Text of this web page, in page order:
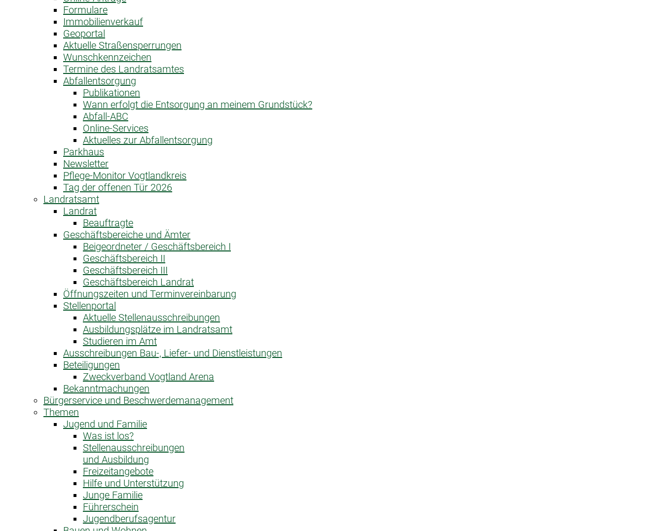
Formulare
Immobilienverkauf
Geoportal
Aktuelle Straßensperrungen
Wunschkennzeichen
Termine des Landratsamtes
Abfallentsorgung
Publikationen
Wann erfolgt die Entsorgung an meinem Grundstück?
Abfall-ABC
Online-Services
Aktuelles zur Abfallentsorgung
Parkhaus
Newsletter
Pflege-Monitor Vogtlandkreis
Tag der offenen Tür 2026
Landratsamt
Landrat
Beauftragte
Geschäftsbereiche und Ämter
Beigeordneter / Geschäftsbereich I
Geschäftsbereich II
Geschäftsbereich III
Geschäftsbereich Landrat
Öffnungszeiten und Terminvereinbarung
Stellenportal
Aktuelle Stellenausschreibungen
Ausbildungsplätze im Landratsamt
Studieren im Amt
Ausschreibungen Bau-, Liefer- und Dienstleistungen
Beteiligungen
Zweckverband Vogtland Arena
Bekanntmachungen
Bürgerservice und Beschwerdemanagement
Themen
Jugend und Familie
Was ist los?
Stellenausschreibungen
und Ausbildung
Freizeitangebote
Hilfe und Unterstützung
Junge Familie
Führerschein
Jugendberufsagentur